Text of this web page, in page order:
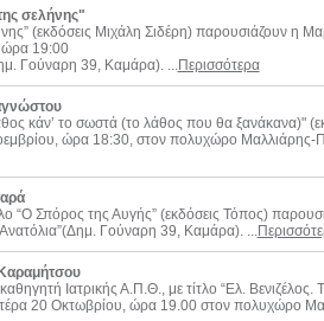
σελήνης"
(εκδόσεις Μιχάλη Σιδέρη) παρουσιάζουν η
ώρα 19:00
Γούναρη 39, Καμάρα). ...Περισσότερα
κάν’ το σωστά (το λάθος που θα ξανάκανα)"
ώρα 18:30, στον πολυχώρο Μαλλιάρης-
“O Σπόρος της Αυγής” (εκδόσεις Τόπος)
Γούναρη 39, Καμάρα). ...
Ιατρικής Α.Π.Θ., με τίτλο “Ελ. Βενιζέλος.
20 Οκτωβρίου, ώρα 19.00 στον πολυχώρο